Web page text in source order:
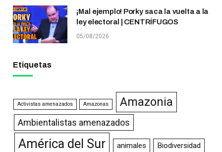
¡Mal ejemplo! Porky saca la vuelta a la
ley electoral | CENTRÍFUGOS
05/08/2026
Etiquetas
Activistas amenazados Amazonas Amazonia
Ambientalistas amenazados
América del Sur animales Biodiversidad